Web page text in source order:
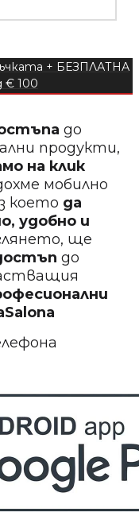
БЕЗПЛАТНО
БЕЗПЛАТНО
на нокти
БЕЗПЛАТНО
+ БЕЗПЛАТНА
€ 100
до
продукти,
на клик
мобилно
което да
удобно и
ще
до